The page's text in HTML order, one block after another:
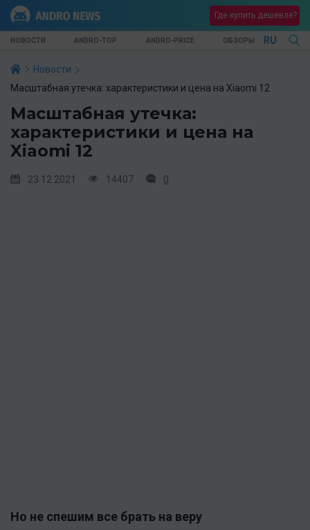
Где купить дешевле?
НОВОСТИ ANDRO-TOP ANDRO-PRICE ОБЗОРЫ RU
Новости
Масштабная утечка: характеристики и цена на Xiaomi 12
Масштабная утечка:
характеристики и цена на
Xiaomi 12
23.12.2021 14407 0
Но не спешим все брать на веру